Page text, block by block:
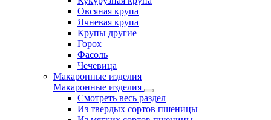
Овсяная крупа
Ячневая крупа
Крупы другие
Горох
Фасоль
Чечевица
Макаронные изделия
Макаронные изделия
Смотреть весь раздел
Из твердых сортов пшеницы